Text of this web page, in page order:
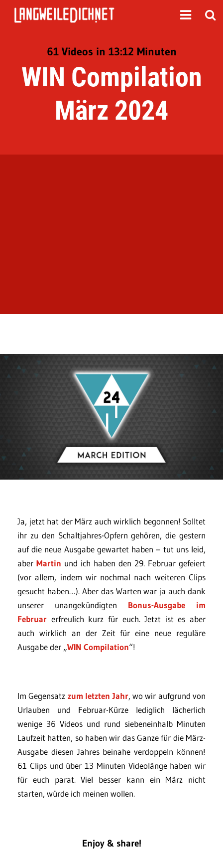
61 Videos in 13:12 Minuten
WIN Compilation
März 2024
Ja, jetzt hat der März auch wirklich begonnen! Solltet
ihr zu den Schaltjahres-Opfern gehören, die gestern
auf die neue Ausgabe gewartet haben – tut uns leid,
aber Martin und ich haben den 29. Februar gefeiert
(vor allem, indem wir nochmal nach weiteren Clips
gesucht haben…). Aber das Warten war ja auch dank
unserer unangekündigten Bonus-Ausgabe im
Februar erfreulich kurz für euch. Jetzt ist es aber
auch wirklich an der Zeit für eine neue reguläre
Ausgabe der „WIN Compilation“!
Im Gegensatz zum letzten Jahr, wo wir aufgrund von
Urlauben und Februar-Kürze lediglich lächerlich
wenige 36 Videos und rund siebeneinhalb Minuten
Laufzeit hatten, so haben wir das Ganze für die März-
Ausgabe diesen Jahres beinahe verdoppeln können!
61 Clips und über 13 Minuten Videolänge haben wir
für euch parat. Viel besser kann ein März nicht
starten, würde ich meinen wollen.
Enjoy & share!